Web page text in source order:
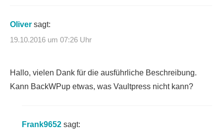
Oliver sagt:
19.10.2016 um 07:26 Uhr
Hallo, vielen Dank für die ausführliche Beschreibung.
Kann BackWPup etwas, was Vaultpress nicht kann?
Frank9652 sagt: